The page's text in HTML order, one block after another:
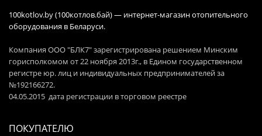
100kotlov.by (100котлов.бай) — интернет-магазин отопительного
оборудования в Беларуси.
Компания ООО "БЛК7" зарегистрирована решением Минским
горисполкомом от 22 ноября 2013г., в Едином государственном
регистре юр. лиц и индивидуальных предпринимателей за
№192166272.
04.05.2015 дата регистрации в торговом реестре
ПОКУПАТЕЛЮ